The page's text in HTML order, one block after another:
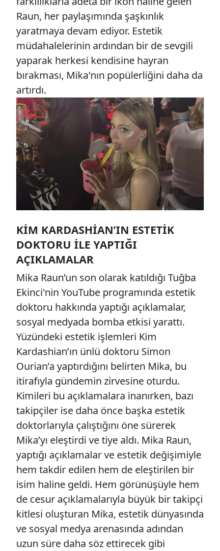
Raun, her paylaşımında şaşkınlık
yaratmaya devam ediyor. Estetik
müdahalelerinin ardından bir de sevgili
yaparak herkesi kendisine hayran
bırakması, Mika'nın popülerliğini daha da
artırdı.
KIM KARDASHIAN’IN ESTETIK
DOKTORU ILE YAPTIĞI
AÇIKLAMALAR
Mika Raun’un son olarak katıldığı Tuğba
Ekinci'nin YouTube programında estetik
doktoru hakkında yaptığı açıklamalar,
sosyal medyada bomba etkisi yarattı.
Yüzündeki estetik işlemleri Kim
Kardashian’ın ünlü doktoru Simon
Ourian’a yaptırdığını belirten Mika, bu
itirafıyla gündemin zirvesine oturdu.
Kimileri bu açıklamalara inanırken, bazı
takipçiler ise daha önce başka estetik
doktorlarıyla çalıştığını öne sürerek
Mika’yı eleştirdi ve tiye aldı. Mika Raun,
yaptığı açıklamalar ve estetik değişimiyle
hem takdir edilen hem de eleştirilen bir
isim haline geldi. Hem görünüşüyle hem
de cesur açıklamalarıyla büyük bir takipçi
kitlesi oluşturan Mika, estetik dünyasında
ve sosyal medya arenasında adından
uzun süre daha söz ettirecek gibi